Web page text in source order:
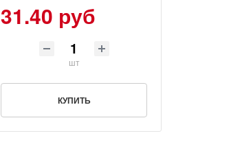
31.40 руб
шт
КУПИТЬ